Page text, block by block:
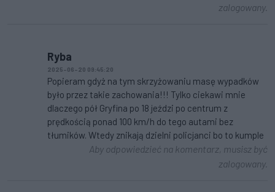
zalogowany.
Ryba
2025-06-20 09:45:20
Popieram gdyż na tym skrzyżowaniu masę wypadków
było przez takie zachowania!!! Tylko ciekawi mnie
dlaczego pół Gryfina po 18 jeździ po centrum z
prędkością ponad 100 km/h do tego autami bez
tłumików. Wtedy znikają dzielni policjanci bo to kumple
Aby odpowiedzieć na komentarz, musisz być
zalogowany.